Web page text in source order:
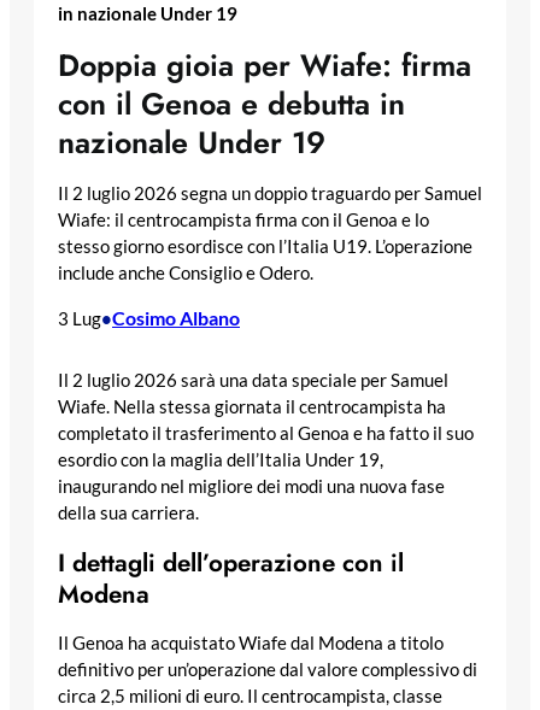
in nazionale Under 19
Doppia gioia per Wiafe: firma
con il Genoa e debutta in
nazionale Under 19
Il 2 luglio 2026 segna un doppio traguardo per Samuel
Wiafe: il centrocampista firma con il Genoa e lo
stesso giorno esordisce con l’Italia U19. L’operazione
include anche Consiglio e Odero.
3 Lug•Cosimo Albano
Il 2 luglio 2026 sarà una data speciale per Samuel
Wiafe. Nella stessa giornata il centrocampista ha
completato il trasferimento al Genoa e ha fatto il suo
esordio con la maglia dell’Italia Under 19,
inaugurando nel migliore dei modi una nuova fase
della sua carriera.
I dettagli dell’operazione con il
Modena
Il Genoa ha acquistato Wiafe dal Modena a titolo
definitivo per un’operazione dal valore complessivo di
circa 2,5 milioni di euro. Il centrocampista, classe